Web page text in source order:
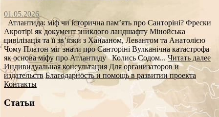
01.05.2026
Атлантида: міф чи історична пам’ять про Санторіні? Фрески
Акротірі як документ зниклого ландшафту Мінойська
цивілізація та її зв’язки з Ханааном, Левантом та Анатолією
Чому Платон міг знати про Санторіні Вулканічна катастрофа
як основа міфу про Атлантиду Колись Содом... Читать далее
Индивидуальная консультация Для организаторов и
издательств Благодарность и помощь в развитии проекта
Контакты
Статьи